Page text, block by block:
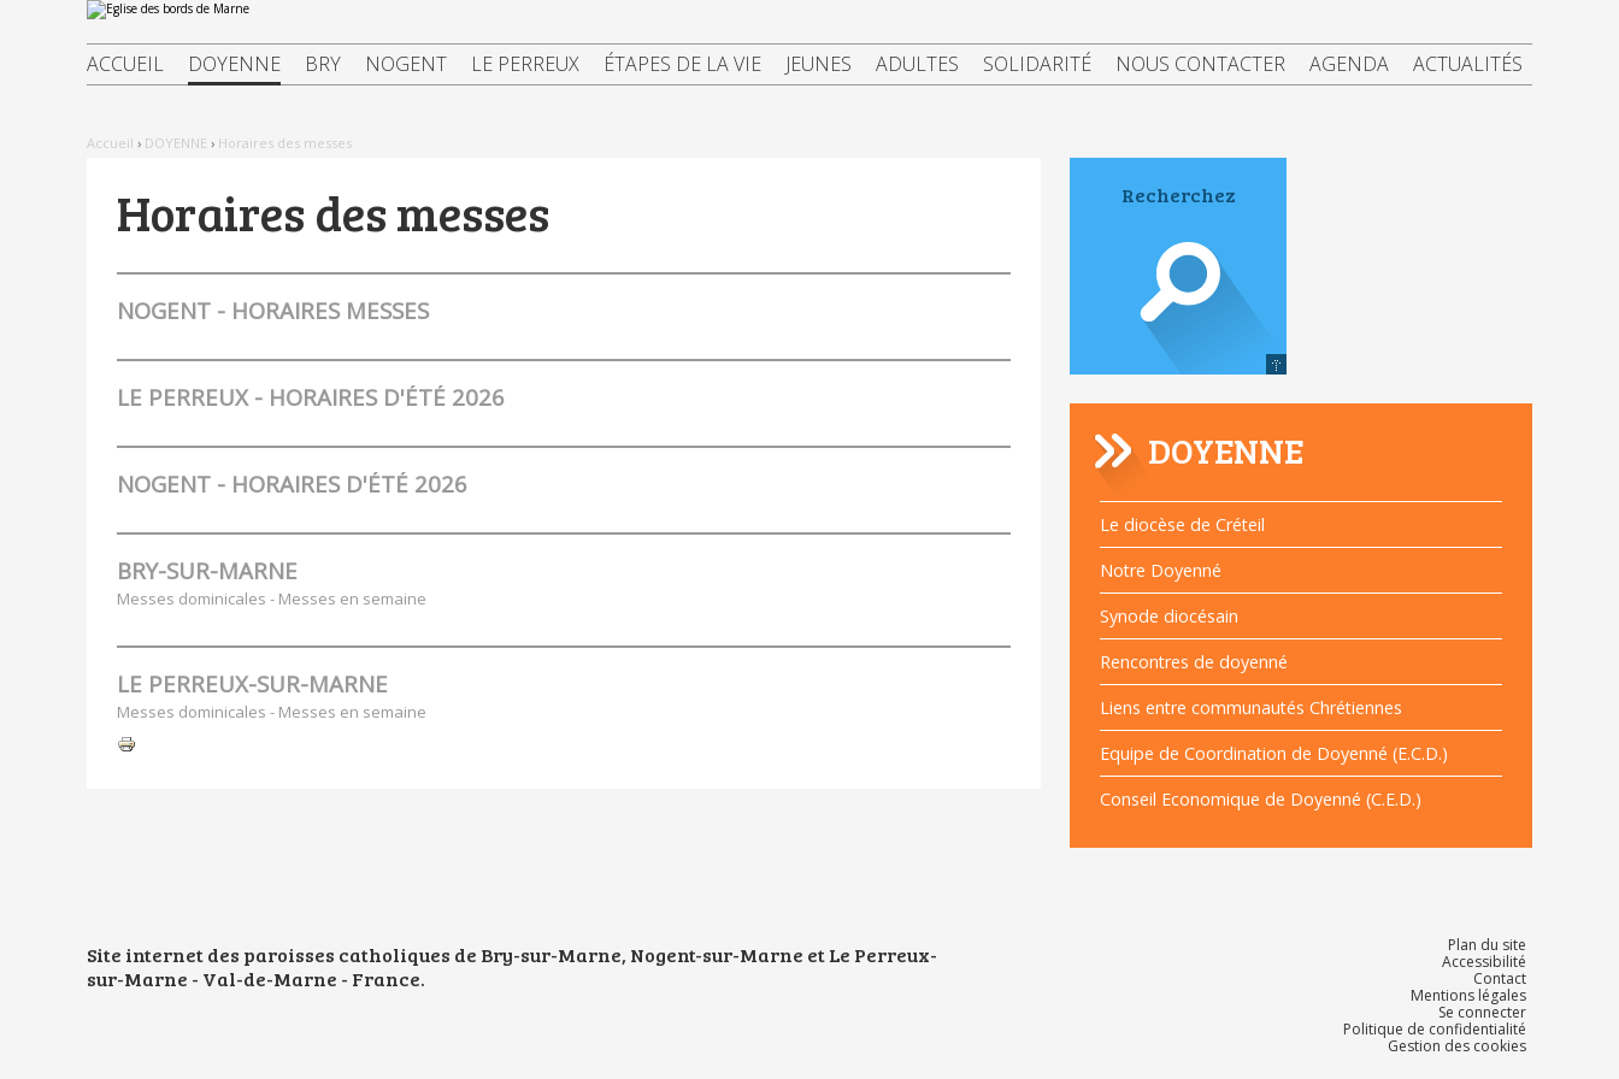
Aller
au
contenu.
|
Aller
Outils
personnels
ACCUEIL DOYENNE BRY NOGENT LE PERREUX ÉTAPES DE LA VIE JEUNES ADULTES SOLIDARITÉ NOUS CONTACTER AGENDA ACTUALITÉS
Accueil › DOYENNE › Horaires des messes
Navigation
DOYENNE
Le diocèse de Créteil
Notre Doyenné
Synode diocésain
Rencontres de doyenné
Liens entre communautés Chrétiennes
Equipe de Coordination de Doyenné (E.C.D.)
Conseil Economique de Doyenné (C.E.D.)
Horaires des messes
NOGENT - HORAIRES MESSES
LE PERREUX - HORAIRES D'ÉTÉ 2026
NOGENT - HORAIRES D'ÉTÉ 2026
BRY-SUR-MARNE
Messes dominicales - Messes en semaine
LE PERREUX-SUR-MARNE
Messes dominicales - Messes en semaine
Actions
Site internet des paroisses catholiques de Bry-sur-Marne, Nogent-sur-Marne et Le Perreux-
sur-Marne - Val-de-Marne - France.
Plan du site
Accessibilité
Contact
Mentions légales
Se connecter
Politique de confidentialité
Gestion des cookies